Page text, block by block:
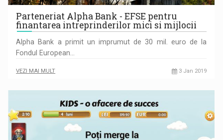
Parteneriat Alpha Bank - EFSE pentru
finantarea intreprinderilor mici si mijlocii
Alpha Bank a primit un imprumut de 30 mil. euro de la
Fondul European…
VEZI MAI MULT 3 Jan 2019